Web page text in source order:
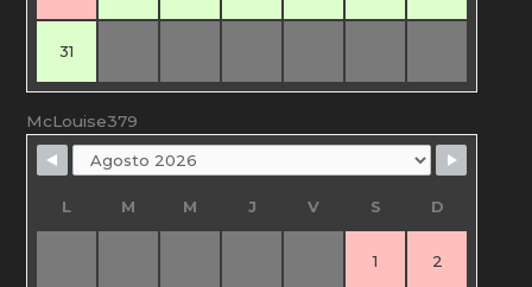
31
McLouise379
L M M J V S D
1 2